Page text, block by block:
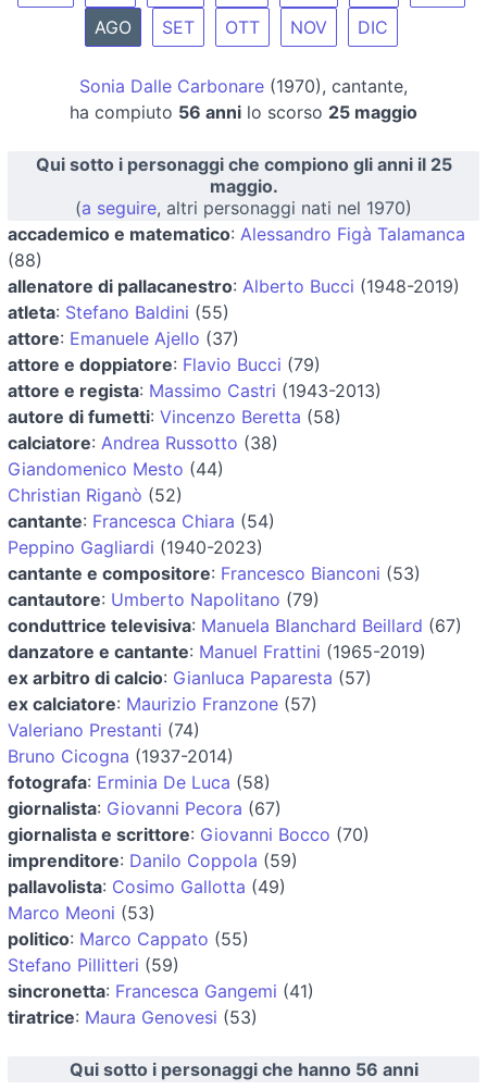
AGO
SET OTT NOV DIC
Sonia Dalle Carbonare (1970), cantante,
ha compiuto 56 anni lo scorso 25 maggio
Qui sotto i personaggi che compiono gli anni il 25
maggio.
(a seguire, altri personaggi nati nel 1970)
accademico e matematico: Alessandro Figà Talamanca
(88)
allenatore di pallacanestro: Alberto Bucci (1948-2019)
atleta: Stefano Baldini (55)
attore: Emanuele Ajello (37)
attore e doppiatore: Flavio Bucci (79)
attore e regista: Massimo Castri (1943-2013)
autore di fumetti: Vincenzo Beretta (58)
calciatore: Andrea Russotto (38)
Giandomenico Mesto (44)
Christian Riganò (52)
cantante: Francesca Chiara (54)
Peppino Gagliardi (1940-2023)
cantante e compositore: Francesco Bianconi (53)
cantautore: Umberto Napolitano (79)
conduttrice televisiva: Manuela Blanchard Beillard (67)
danzatore e cantante: Manuel Frattini (1965-2019)
ex arbitro di calcio: Gianluca Paparesta (57)
ex calciatore: Maurizio Franzone (57)
Valeriano Prestanti (74)
Bruno Cicogna (1937-2014)
fotografa: Erminia De Luca (58)
giornalista: Giovanni Pecora (67)
giornalista e scrittore: Giovanni Bocco (70)
imprenditore: Danilo Coppola (59)
pallavolista: Cosimo Gallotta (49)
Marco Meoni (53)
politico: Marco Cappato (55)
Stefano Pillitteri (59)
sincronetta: Francesca Gangemi (41)
tiratrice: Maura Genovesi (53)
Qui sotto i personaggi che hanno 56 anni